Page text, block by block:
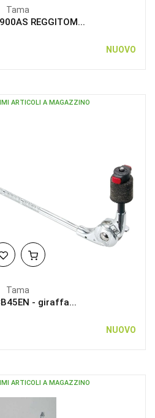
Tama
REGGITOM...
NUOVO
ARTICOLI A MAGAZZINO
Tama
- giraffa...
NUOVO
ARTICOLI A MAGAZZINO